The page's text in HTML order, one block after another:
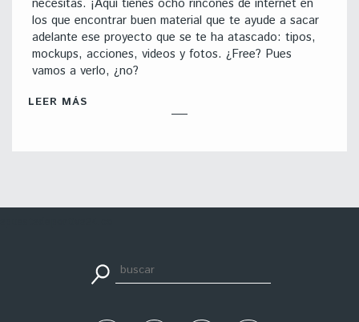
necesitas. ¡Aquí tienes ocho rincones de internet en
los que encontrar buen material que te ayude a sacar
adelante ese proyecto que se te ha atascado: tipos,
mockups, acciones, videos y fotos. ¿Free? Pues
vamos a verlo, ¿no?
LEER MÁS